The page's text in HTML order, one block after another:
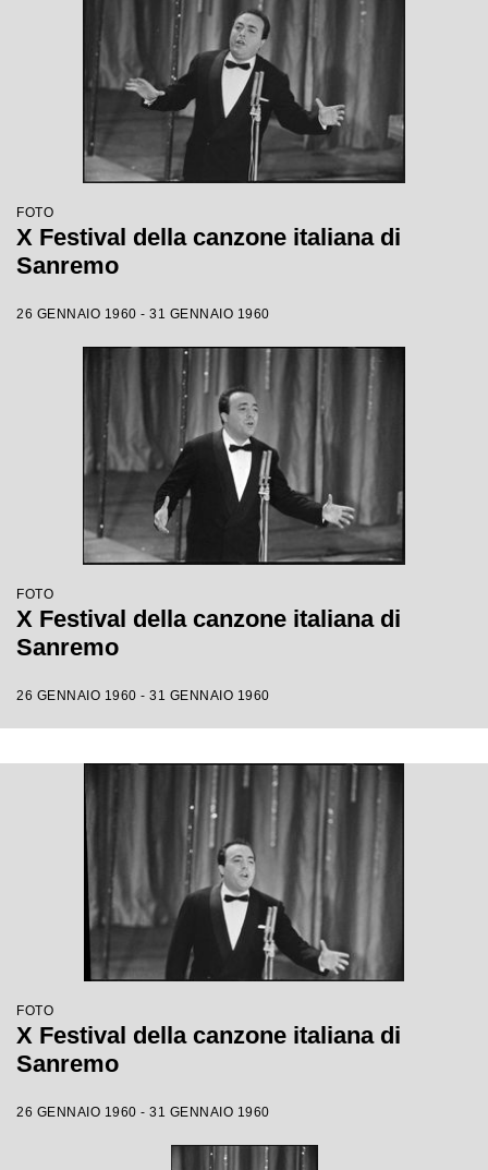
FOTO
X Festival della canzone italiana di
Sanremo
26 GENNAIO 1960 - 31 GENNAIO 1960
FOTO
X Festival della canzone italiana di
Sanremo
26 GENNAIO 1960 - 31 GENNAIO 1960
FOTO
X Festival della canzone italiana di
Sanremo
26 GENNAIO 1960 - 31 GENNAIO 1960